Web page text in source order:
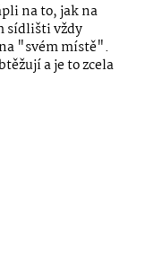
na to, jak na
sídlišti vždy
"svém místě".
a je to zcela